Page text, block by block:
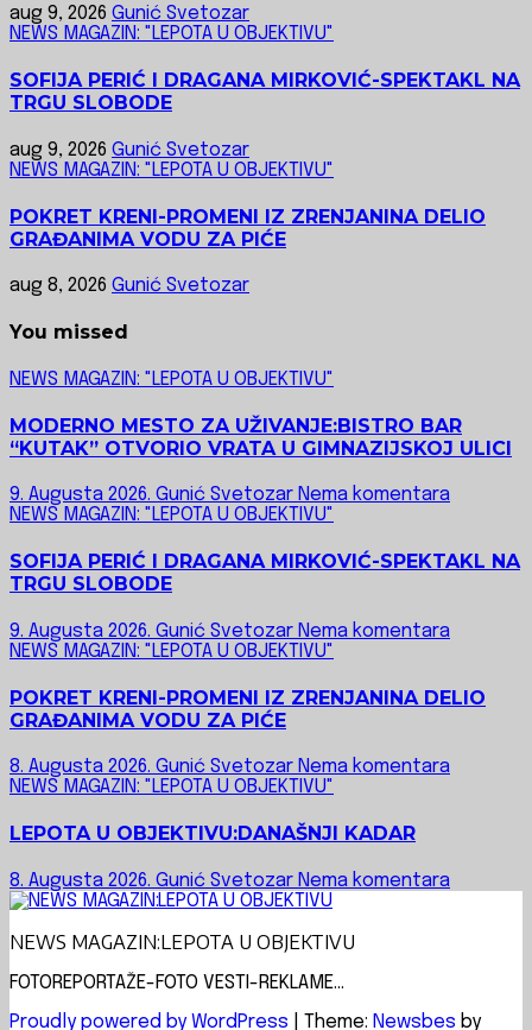
aug 9, 2026 Gunić Svetozar
NEWS MAGAZIN: "LEPOTA U OBJEKTIVU"
SOFIJA PERIĆ I DRAGANA MIRKOVIĆ-SPEKTAKL NA
TRGU SLOBODE
aug 9, 2026 Gunić Svetozar
NEWS MAGAZIN: "LEPOTA U OBJEKTIVU"
POKRET KRENI-PROMENI IZ ZRENJANINA DELIO
GRAĐANIMA VODU ZA PIĆE
aug 8, 2026 Gunić Svetozar
You missed
NEWS MAGAZIN: "LEPOTA U OBJEKTIVU"
MODERNO MESTO ZA UŽIVANJE:BISTRO BAR
“KUTAK” OTVORIO VRATA U GIMNAZIJSKOJ ULICI
9. Augusta 2026. Gunić Svetozar Nema komentara
NEWS MAGAZIN: "LEPOTA U OBJEKTIVU"
SOFIJA PERIĆ I DRAGANA MIRKOVIĆ-SPEKTAKL NA
TRGU SLOBODE
9. Augusta 2026. Gunić Svetozar Nema komentara
NEWS MAGAZIN: "LEPOTA U OBJEKTIVU"
POKRET KRENI-PROMENI IZ ZRENJANINA DELIO
GRAĐANIMA VODU ZA PIĆE
8. Augusta 2026. Gunić Svetozar Nema komentara
NEWS MAGAZIN: "LEPOTA U OBJEKTIVU"
LEPOTA U OBJEKTIVU:DANAŠNJI KADAR
8. Augusta 2026. Gunić Svetozar Nema komentara
NEWS MAGAZIN:LEPOTA U OBJEKTIVU
FOTOREPORTAŽE-FOTO VESTI-REKLAME...
Proudly powered by WordPress
Theme: Newsbes by